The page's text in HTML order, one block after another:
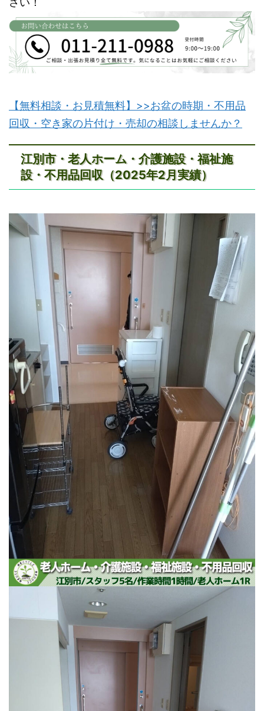
【無料相談・お見積無料】>>お盆の時期・不用品
回収・空き家の片付け・売却の相談しませんか？
江別市・老人ホーム・介護施設・福祉施
設・不用品回収（2025年2月実績）